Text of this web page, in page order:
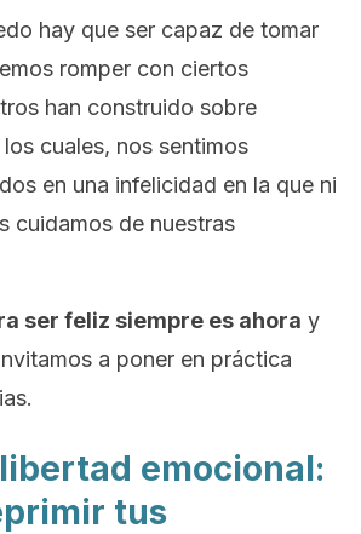
hay que ser capaz de tomar
romper con ciertos
han construido sobre
cuales, nos sentimos
en una infelicidad en la que ni
cuidamos de nuestras
ser feliz siempre es ahora y
a poner en práctica
emocional:
tus